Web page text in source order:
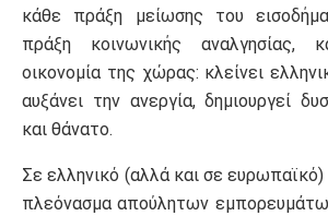
κάθε πράξη μείωσης του
πράξη κοινωνικής αναλγησίας,
οικονομία της χώρας: κλείνει
αυξάνει την ανεργία, δημιουργεί
και θάνατο.
Σε ελληνικό (αλλά και σε
πλεόνασμα απούλητων